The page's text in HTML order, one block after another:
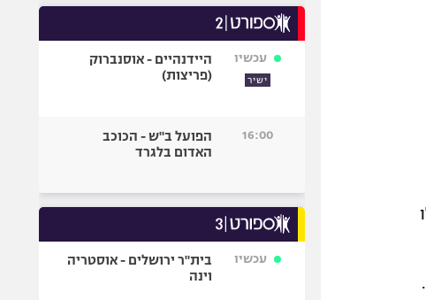
עכשיו
ישיר
היידנהיים - אוסנברוק
(פריצות)
16:00
הפועל ב"ש - הכוכב
האדום בלגרד
עכשיו
בית"ר ירושלים - אוסטריה
וינה